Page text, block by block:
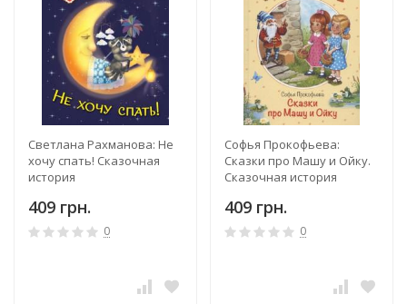
Светлана Рахманова: Не
хочу спать! Сказочная
история
409 грн.
0
Софья Прокофьева:
Сказки про Машу и Ойку.
Сказочная история
409 грн.
0